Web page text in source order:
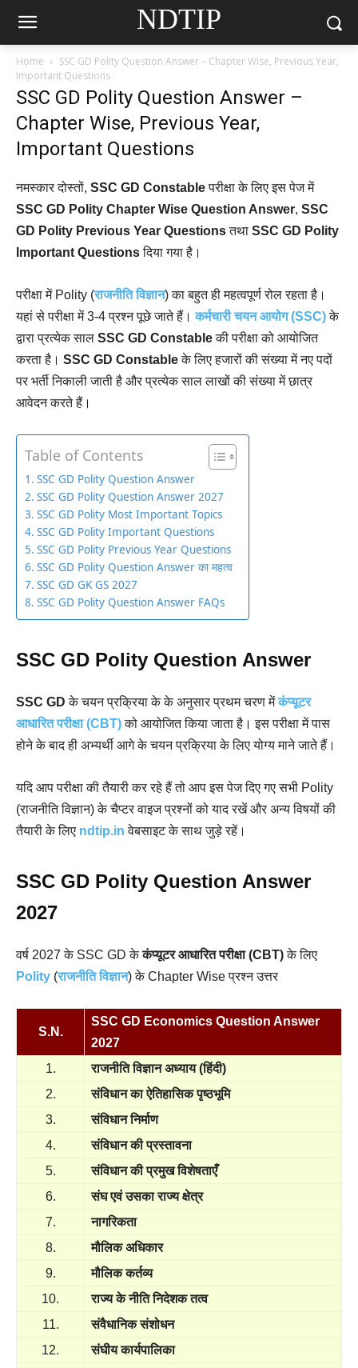
NDTIP
Home
SSC GD Polity Question Answer – Chapter Wise, Previous Year,
Important Questions
SSC GD Polity Question Answer –
Chapter Wise, Previous Year,
Important Questions
नमस्कार दोस्तों, SSC GD Constableपरीक्षा के लिए इस पेज में
SSC GD Polity Chapter Wise Question Answer, SSC
GD Polity Previous Year Questionsतथा SSC GD Polity
Important Questionsदिया गया है।
परीक्षा में Polity (राजनीति विज्ञान)का बहुत ही महत्वपूर्ण रोल रहता है।
यहां से परीक्षा में 3-4 प्रश्न पूछे जाते हैं।कर्मचारी चयन आयोग (SSC)के
द्वारा प्रत्येक साल SSC GD Constableकी परीक्षा को आयोजित
करता है। SSC GD Constableके लिए हजारों की संख्या में नए पदों
पर भर्ती निकाली जाती है और प्रत्येक साल लाखों की संख्या में छात्र
आवेदन करते हैं।
Table of Contents
SSC GD Polity Question Answer
SSC GD Polity Question Answer 2027
SSC GD Polity Most Important Topics
SSC GD Polity Important Questions
SSC GD Polity Previous Year Questions
SSC GD Polity Question Answer का महत्व
SSC GD GK GS 2027
SSC GD Polity Question Answer FAQs
SSC GD Polity Question Answer
SSC GDके चयन प्रक्रिया के के अनुसार प्रथम चरण मेंकंप्यूटर
आधारित परीक्षा (CBT)को आयोजित किया जाता है। इस परीक्षा में पास
होने के बाद ही अभ्यर्थी आगे के चयन प्रक्रिया के लिए योग्य माने जाते हैं।
यदि आप परीक्षा की तैयारी कर रहे हैं तो आप इस पेज दिए गए सभी Polity
(राजनीति विज्ञान)के चैप्टर वाइज प्रश्नों को याद रखें और अन्य विषयों की
तैयारी के लिए ndtip.in वेबसाइट के साथ जुड़े रहें।
SSC GD Polity Question Answer
2027
वर्ष 2027 के SSC GD केकंप्यूटर आधारित परीक्षा (CBT)के लिए
Polity (राजनीति विज्ञान)के Chapter Wise प्रश्न उत्तर
S.N.
SSC GD Economics Question Answer
2027
1.
राजनीति विज्ञान अध्याय (हिंदी)
2.
संविधान का ऐतिहासिक पृष्ठभूमि
3.
संविधान निर्माण
4.
संविधान की प्रस्तावना
5.
संविधान की प्रमुख विशेषताएँ
6.
संघ एवं उसका राज्य क्षेत्र
7.
नागरिकता
8.
मौलिक अधिकार
9.
मौलिक कर्तव्य
10.
राज्य के नीति निदेशक तत्व
11.
संवैधानिक संशोधन
12.
संघीय कार्यपालिका